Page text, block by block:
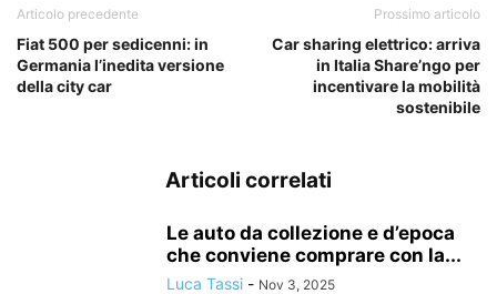
Articolo precedente
Fiat 500 per sedicenni: in
Germania l’inedita versione
della city car
Prossimo articolo
Car sharing elettrico: arriva
in Italia Share’ngo per
incentivare la mobilità
sostenibile
Articoli correlati
Le auto da collezione e d’epoca
che conviene comprare con la...
Luca Tassi - Nov 3, 2025